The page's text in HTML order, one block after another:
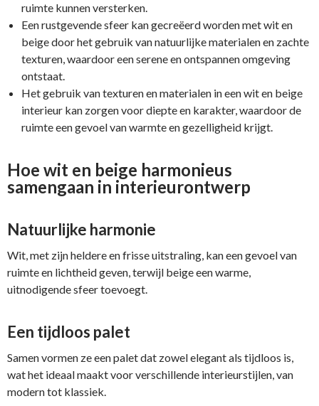
ruimte kunnen versterken.
Een rustgevende sfeer kan gecreëerd worden met wit en
beige door het gebruik van natuurlijke materialen en zachte
texturen, waardoor een serene en ontspannen omgeving
ontstaat.
Het gebruik van texturen en materialen in een wit en beige
interieur kan zorgen voor diepte en karakter, waardoor de
ruimte een gevoel van warmte en gezelligheid krijgt.
Hoe wit en beige harmonieus
samengaan in interieurontwerp
Natuurlijke harmonie
Wit, met zijn heldere en frisse uitstraling, kan een gevoel van
ruimte en lichtheid geven, terwijl beige een warme,
uitnodigende sfeer toevoegt.
Een tijdloos palet
Samen vormen ze een palet dat zowel elegant als tijdloos is,
wat het ideaal maakt voor verschillende interieurstijlen, van
modern tot klassiek.